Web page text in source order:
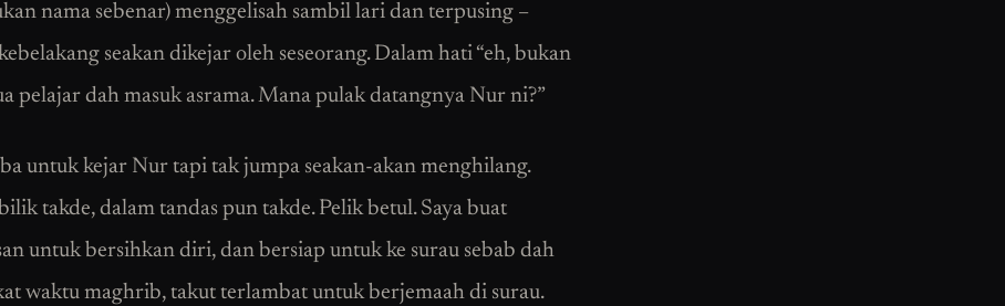
nama sebenar) menggelisah sambil lari dan terpusing –
seakan dikejar oleh seseorang. Dalam hati “eh, bukan
pelajar dah masuk asrama. Mana pulak datangnya Nur ni?”
untuk kejar Nur tapi tak jumpa seakan-akan menghilang.
takde, dalam tandas pun takde. Pelik betul. Saya buat
untuk bersihkan diri, dan bersiap untuk ke surau sebab dah
waktu maghrib, takut terlambat untuk berjemaah di surau.